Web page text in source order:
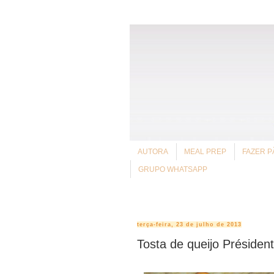
AUTORA MEAL PREP FAZER
GRUPO WHATSAPP
terça-feira, 23 de julho de 2013
Tosta de queijo